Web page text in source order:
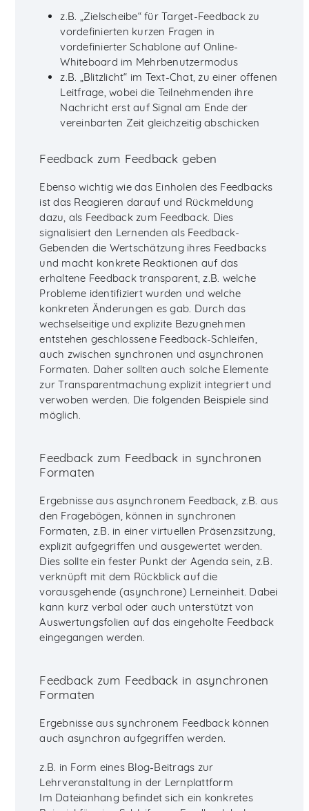
z.B. „Zielscheibe“ für Target-Feedback zu
vordefinierten kurzen Fragen in
vordefinierter Schablone auf Online-
Whiteboard im Mehrbenutzermodus
z.B. „Blitzlicht“ im Text-Chat, zu einer offenen
Leitfrage, wobei die Teilnehmenden ihre
Nachricht erst auf Signal am Ende der
vereinbarten Zeit gleichzeitig abschicken
Feedback zum Feedback geben
Ebenso wichtig wie das Einholen des Feedbacks
ist das Reagieren darauf und Rückmeldung
dazu, als Feedback zum Feedback. Dies
signalisiert den Lernenden als Feedback-
Gebenden die Wertschätzung ihres Feedbacks
und macht konkrete Reaktionen auf das
erhaltene Feedback transparent, z.B. welche
Probleme identifiziert wurden und welche
konkreten Änderungen es gab. Durch das
wechselseitige und explizite Bezugnehmen
entstehen geschlossene Feedback-Schleifen,
auch zwischen synchronen und asynchronen
Formaten. Daher sollten auch solche Elemente
zur Transparentmachung explizit integriert und
verwoben werden. Die folgenden Beispiele sind
möglich.
Feedback zum Feedback in synchronen
Formaten
Ergebnisse aus asynchronem Feedback, z.B. aus
den Fragebögen, können in synchronen
Formaten, z.B. in einer virtuellen Präsenzsitzung,
explizit aufgegriffen und ausgewertet werden.
Dies sollte ein fester Punkt der Agenda sein, z.B.
verknüpft mit dem Rückblick auf die
vorausgehende (asynchrone) Lerneinheit. Dabei
kann kurz verbal oder auch unterstützt von
Auswertungsfolien auf das eingeholte Feedback
eingegangen werden.
Feedback zum Feedback in asynchronen
Formaten
Ergebnisse aus synchronem Feedback können
auch asynchron aufgegriffen werden.
z.B. in Form eines Blog-Beitrags zur
Lehrveranstaltung in der Lernplattform
Im Dateianhang befindet sich ein konkretes